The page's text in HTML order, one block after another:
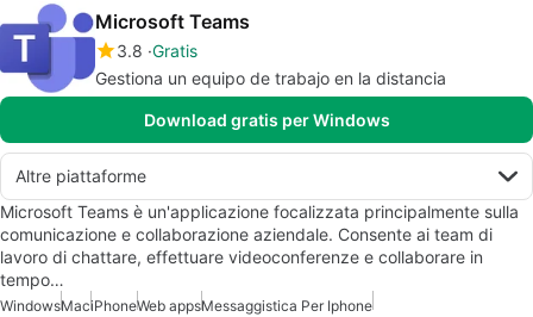
Microsoft Teams
3.8 Gratis
Gestiona un equipo de trabajo en la distancia
Download gratis per Windows
Altre piattaforme
Microsoft Teams è un'applicazione focalizzata principalmente sulla
comunicazione e collaborazione aziendale. Consente ai team di
lavoro di chattare, effettuare videoconferenze e collaborare in
tempo…
WindowsMaciPhoneWeb appsMessaggistica Per Iphone